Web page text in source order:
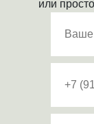
или